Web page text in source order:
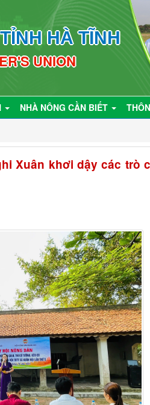
HÀ TĨNH
UNION
NHÀ NÔNG CẦN BIẾT
Xuân khơi dậy các trò